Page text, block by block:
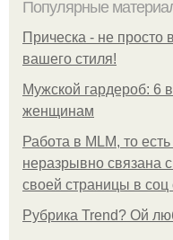
Популярные
Прическа - не
вашего стиля!
Мужской гардероб: 6
женщинам
Работа в MLM, то
неразрывно связана
своей страницы в соц
Рубрика Trend? Ой